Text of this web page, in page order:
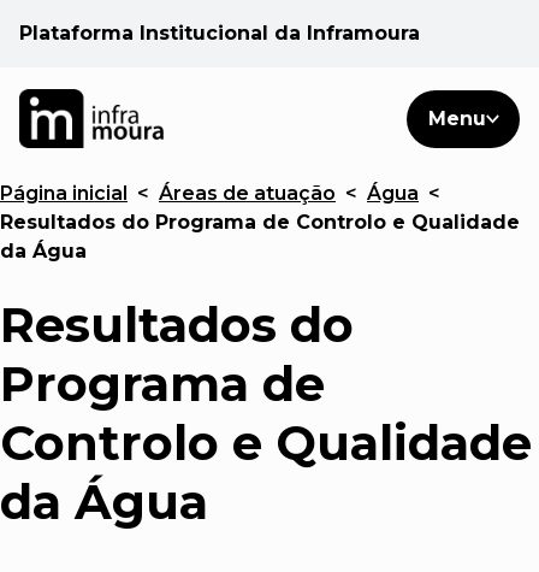
Plataforma Institucional da Inframoura
Menu
Pesquisar
Áreas de atuação
Consulte
Notícias
PT
Página inicial < Áreas de atuação < Água <
Resultados do Programa de Controlo e Qualidade
da Água
Resultados do
Programa de
Controlo e Qualidade
da Água